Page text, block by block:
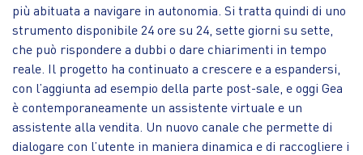
più abituata a navigare in autonomia. Si tratta quindi di uno
strumento disponibile 24 ore su 24, sette giorni su sette,
che può rispondere a dubbi o dare chiarimenti in tempo
reale. Il progetto ha continuato a crescere e a espandersi,
con l’aggiunta ad esempio della parte post-sale, e oggi Gea
è contemporaneamente un assistente virtuale e un
assistente alla vendita. Un nuovo canale che permette di
dialogare con l’utente in maniera dinamica e di raccogliere i